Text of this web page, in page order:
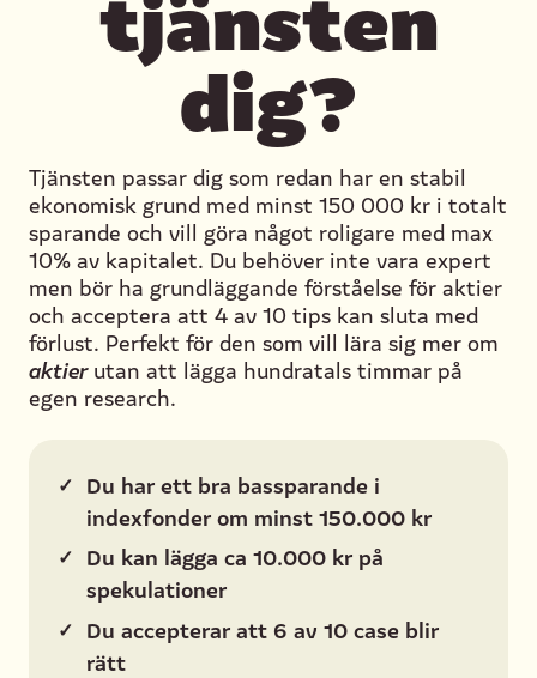
dig?
Tjänsten passar dig som redan har en stabil
ekonomisk grund med minst 150 000 kr i totalt
sparande och vill göra något roligare med max
10% av kapitalet. Du behöver inte vara expert
men bör ha grundläggande förståelse för aktier
och acceptera att 4 av 10 tips kan sluta med
förlust. Perfekt för den som vill lära sig mer om
aktierutan att lägga hundratals timmar på
egen research.
✓ Du har ett bra bassparande i
indexfonder om minst 150.000 kr
✓ Du kan lägga ca 10.000 kr på
spekulationer
✓ Du accepterar att 6 av 10 case blir
rätt